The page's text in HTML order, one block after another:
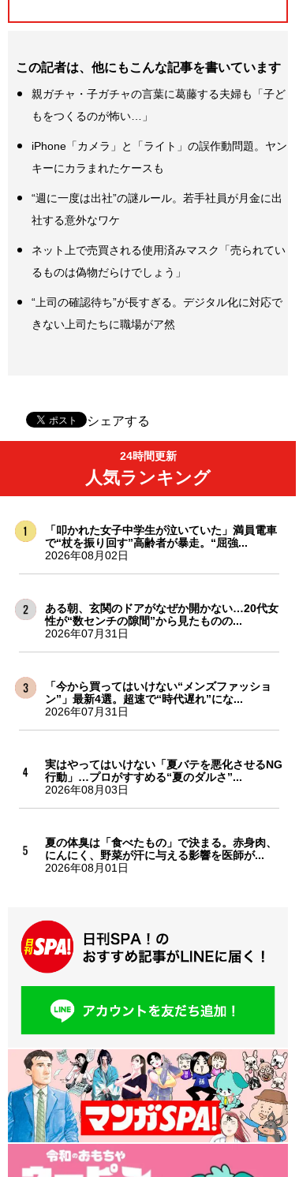
この記者は、他にもこんな記事を書いています
親ガチャ・子ガチャの言葉に葛藤する夫婦も「子ど
もをつくるのが怖い…」
iPhone「カメラ」と「ライト」の誤作動問題。ヤン
キーにカラまれたケースも
“週に一度は出社”の謎ルール。若手社員が月金に出
社する意外なワケ
ネット上で売買される使用済みマスク「売られてい
るものは偽物だらけでしょう」
“上司の確認待ち”が長すぎる。デジタル化に対応で
きない上司たちに職場がア然
シェアする
24時間更新
人気ランキング
「叩かれた女子中学生が泣いていた」満員電車
で“杖を振り回す”高齢者が暴走。“屈強...
2026年08月02日
ある朝、玄関のドアがなぜか開かない…20代女
性が“数センチの隙間”から見たものの...
2026年07月31日
「今から買ってはいけない“メンズファッショ
ン”」最新4選。超速で“時代遅れ”にな...
2026年07月31日
実はやってはいけない「夏バテを悪化させるNG
行動」…プロがすすめる“夏のダルさ”...
2026年08月03日
夏の体臭は「食べたもの」で決まる。赤身肉、
にんにく、野菜が汗に与える影響を医師が...
2026年08月01日